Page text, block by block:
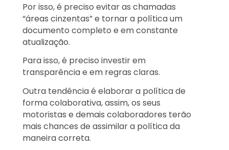
Por isso, é preciso evitar as chamadas
“áreas cinzentas” e tornar a política um
documento completo e em constante
atualização.
Para isso, é preciso investir em
transparência e em regras claras.
Outra tendência é elaborar a política de
forma colaborativa, assim, os seus
motoristas e demais colaboradores terão
mais chances de assimilar a política da
maneira correta.